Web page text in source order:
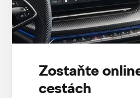
Zostaňte
cestách